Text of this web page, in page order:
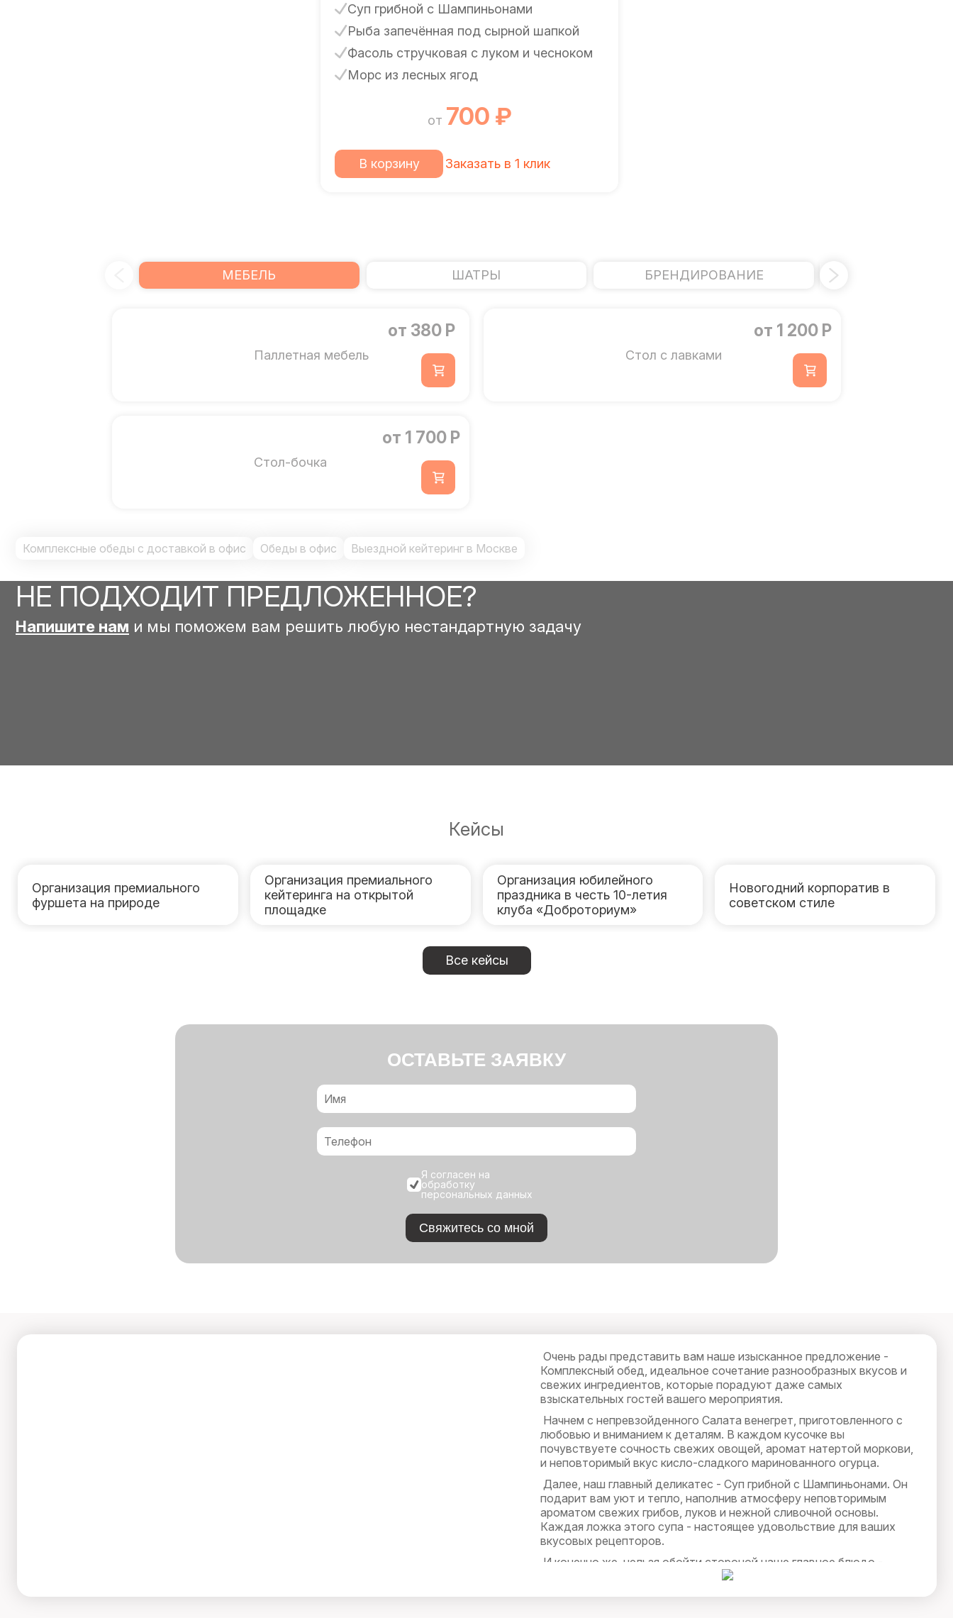
Суп грибной с Шампиньонами
Рыба запечённая под сырной шапкой
Фасоль стручковая с луком и чесноком
Морс из лесных ягод
от 700 ₽
В корзину Заказать в 1 клик
МЕБЕЛЬ ШАТРЫ БРЕНДИРОВАНИЕ
Паллетная мебель
от 380 Р
Стол с лавками
от 1 200 Р
Стол-бочка
от 1 700 Р
Комплексные обеды с доставкой в офис Обеды в офис Выездной кейтеринг в Москве
НЕ ПОДХОДИТ ПРЕДЛОЖЕННОЕ?
Напишите нам и мы поможем вам решить любую нестандартную задачу
Кейсы
Организация премиального
фуршета на природе
Организация премиального
кейтеринга на открытой
площадке
Организация юбилейного
праздника в честь 10-летия
клуба «Доброториум»
Новогодний корпоратив в
советском стиле
Все кейсы
ОСТАВЬТЕ ЗАЯВКУ
Я согласен на
обработку
персональных данных
Свяжитесь со мной
Очень рады представить вам наше изысканное предложение -
Комплексный обед, идеальное сочетание разнообразных вкусов и
свежих ингредиентов, которые порадуют даже самых
взыскательных гостей вашего мероприятия.
Начнем с непревзойденного Салата венегрет, приготовленного с
любовью и вниманием к деталям. В каждом кусочке вы
почувствуете сочность свежих овощей, аромат натертой моркови,
и неповторимый вкус кисло-сладкого маринованного огурца.
Далее, наш главный деликатес - Суп грибной с Шампиньонами. Он
подарит вам уют и тепло, наполнив атмосферу неповторимым
ароматом свежих грибов, луков и нежной сливочной основы.
Каждая ложка этого супа - настоящее удовольствие для ваших
вкусовых рецепторов.
И конечно же, нельзя обойти стороной наше главное блюдо -
Рыбу, запеченную под сырной шапкой. Сочное мясо рыбы,